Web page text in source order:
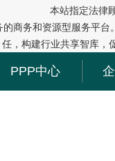
本站指定法律
商务和资源型服务平
任，构建行业共享智库，
PPP中心